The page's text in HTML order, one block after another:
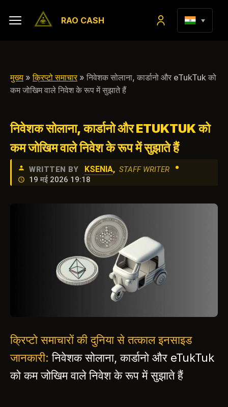
RAO CASH
मुख्य »क्रिप्टो समाचार» निवेशक सोलाना, कार्डानो और eTukTuk को
कम जोखिम वाले निवेश के रूप में सुझाते हैं
निवेशक सोलाना, कार्डानो और ETUKTUK को
कम जोखिम वाले निवेश के रूप में सुझाते हैं
WRITTEN BY KSENIA, STAFF WRITER •
19 मई 2026 19:18
क्रिप्टो समाचारों की दुनिया से तत्काल इनसाइड
जानकारी:निवेशक सोलाना, कार्डानो और eTukTuk
को कम जोखिम वाले निवेश के रूप में सुझाते हैं